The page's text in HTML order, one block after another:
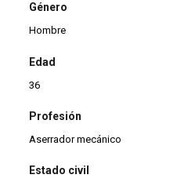
Género
Hombre
Edad
36
Profesión
Aserrador mecánico
Estado civil